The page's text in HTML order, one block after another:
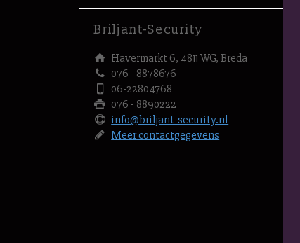
Briljant-Security
Havermarkt 6, 4811 WG, Breda
076 - 8878676
06-22804768
076 - 8890222
info@briljant-security.nl
Meer contactgegevens